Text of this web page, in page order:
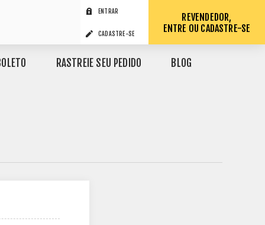
ENTRAR
CADASTRE-SE
REVENDEDOR,
ENTRE OU CADASTRE-SE
RASTREIE SEU PEDIDO BLOG